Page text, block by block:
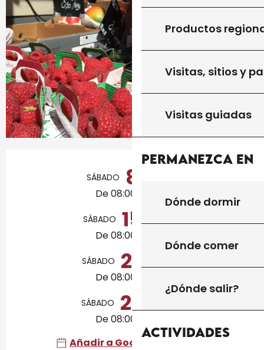
Productos
Visitas, sitios y
Visitas guiadas
Permanezca en
Dónde dormir
Dónde comer
¿Dónde salir?
Actividades
Horarios y datos de contacto
SÁBADO 8
De 08:00 a 12:00
SÁBADO 15
De 08:00 a 12:00
SÁBADO 22
De 08:00 a 12:00
SÁBADO 29
De 08:00 a 12:00
Añadir a Google Calendar